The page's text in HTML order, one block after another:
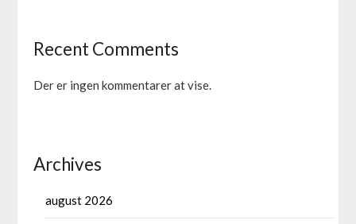
Recent Comments
Der er ingen kommentarer at vise.
Archives
august 2026